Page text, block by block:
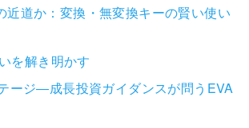
近道か：変換・無変換キーの賢い使い
を解き明かす
ージ―成長投資ガイダンスが問うEVA